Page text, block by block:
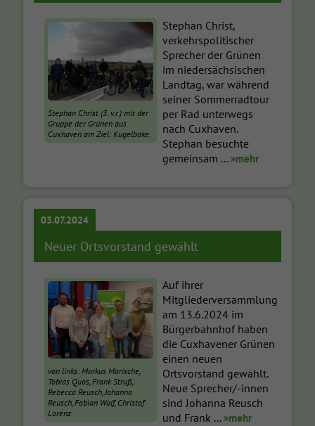
Stephan Christ (3. v.r.) mit der
Gruppe der Grünen aus
Cuxhaven am Ziel: Kugelbake.
Stephan Christ,
verkehrspolitischer
Sprecher der Grünen
im niedersächsischen
Landtag, war während
seiner Sommerradtour
per Rad unterwegs
nach Cuxhaven.
Stephan besuchte
gemeinsam ... »mehr
03.07.2024
Neuer Ortsvorstand gewählt
von links: Markus Morische,
Tobias Quos, Frank Struß,
Rebecca Reusch, Johanna
Reusch, Fabian Wolf, Christof
Lorenz
Auf ihrer
Mitgliederversammlung
am 13.6.2024 im
Bürgerbahnhof haben
die Cuxhavener Grünen
einen neuen
Ortsvorstand gewählt.
Neue Sprecher/-innen
sind Johanna Reusch
und Frank ... »mehr